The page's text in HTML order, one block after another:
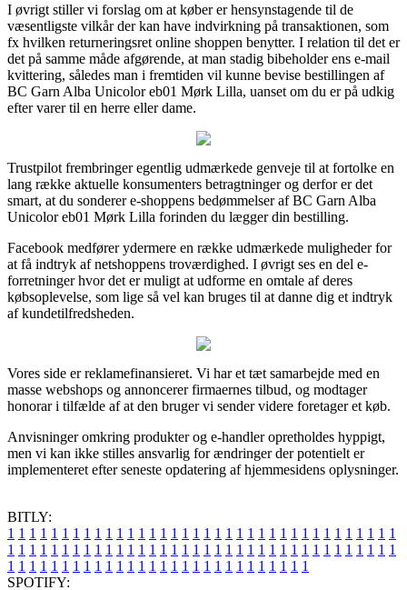
I øvrigt stiller vi forslag om at køber er hensynstagende til de
væsentligste vilkår der kan have indvirkning på transaktionen, som
fx hvilken returneringsret online shoppen benytter. I relation til det er
det på samme måde afgørende, at man stadig bibeholder ens e-mail
kvittering, således man i fremtiden vil kunne bevise bestillingen af
BC Garn Alba Unicolor eb01 Mørk Lilla, uanset om du er på udkig
efter varer til en herre eller dame.
Trustpilot frembringer egentlig udmærkede genveje til at fortolke en
lang række aktuelle konsumenters betragtninger og derfor er det
smart, at du sonderer e-shoppens bedømmelser af BC Garn Alba
Unicolor eb01 Mørk Lilla forinden du lægger din bestilling.
Facebook medfører ydermere en række udmærkede muligheder for
at få indtryk af netshoppens troværdighed. I øvrigt ses en del e-
forretninger hvor det er muligt at udforme en omtale af deres
købsoplevelse, som lige så vel kan bruges til at danne dig et indtryk
af kundetilfredsheden.
Vores side er reklamefinansieret. Vi har et tæt samarbejde med en
masse webshops og annoncerer firmaernes tilbud, og modtager
honorar i tilfælde af at den bruger vi sender videre foretager et køb.
Anvisninger omkring produkter og e-handler opretholdes hyppigt,
men vi kan ikke stilles ansvarlig for ændringer der potentielt er
implementeret efter seneste opdatering af hjemmesidens oplysninger.
BITLY:
1 1 1 1 1 1 1 1 1 1 1 1 1 1 1 1 1 1 1 1 1 1 1 1 1 1 1 1 1 1 1 1 1 1 1 1
1 1 1 1 1 1 1 1 1 1 1 1 1 1 1 1 1 1 1 1 1 1 1 1 1 1 1 1 1 1 1 1 1 1 1 1
1 1 1 1 1 1 1 1 1 1 1 1 1 1 1 1 1 1 1 1 1 1 1 1 1 1 1 1
SPOTIFY: